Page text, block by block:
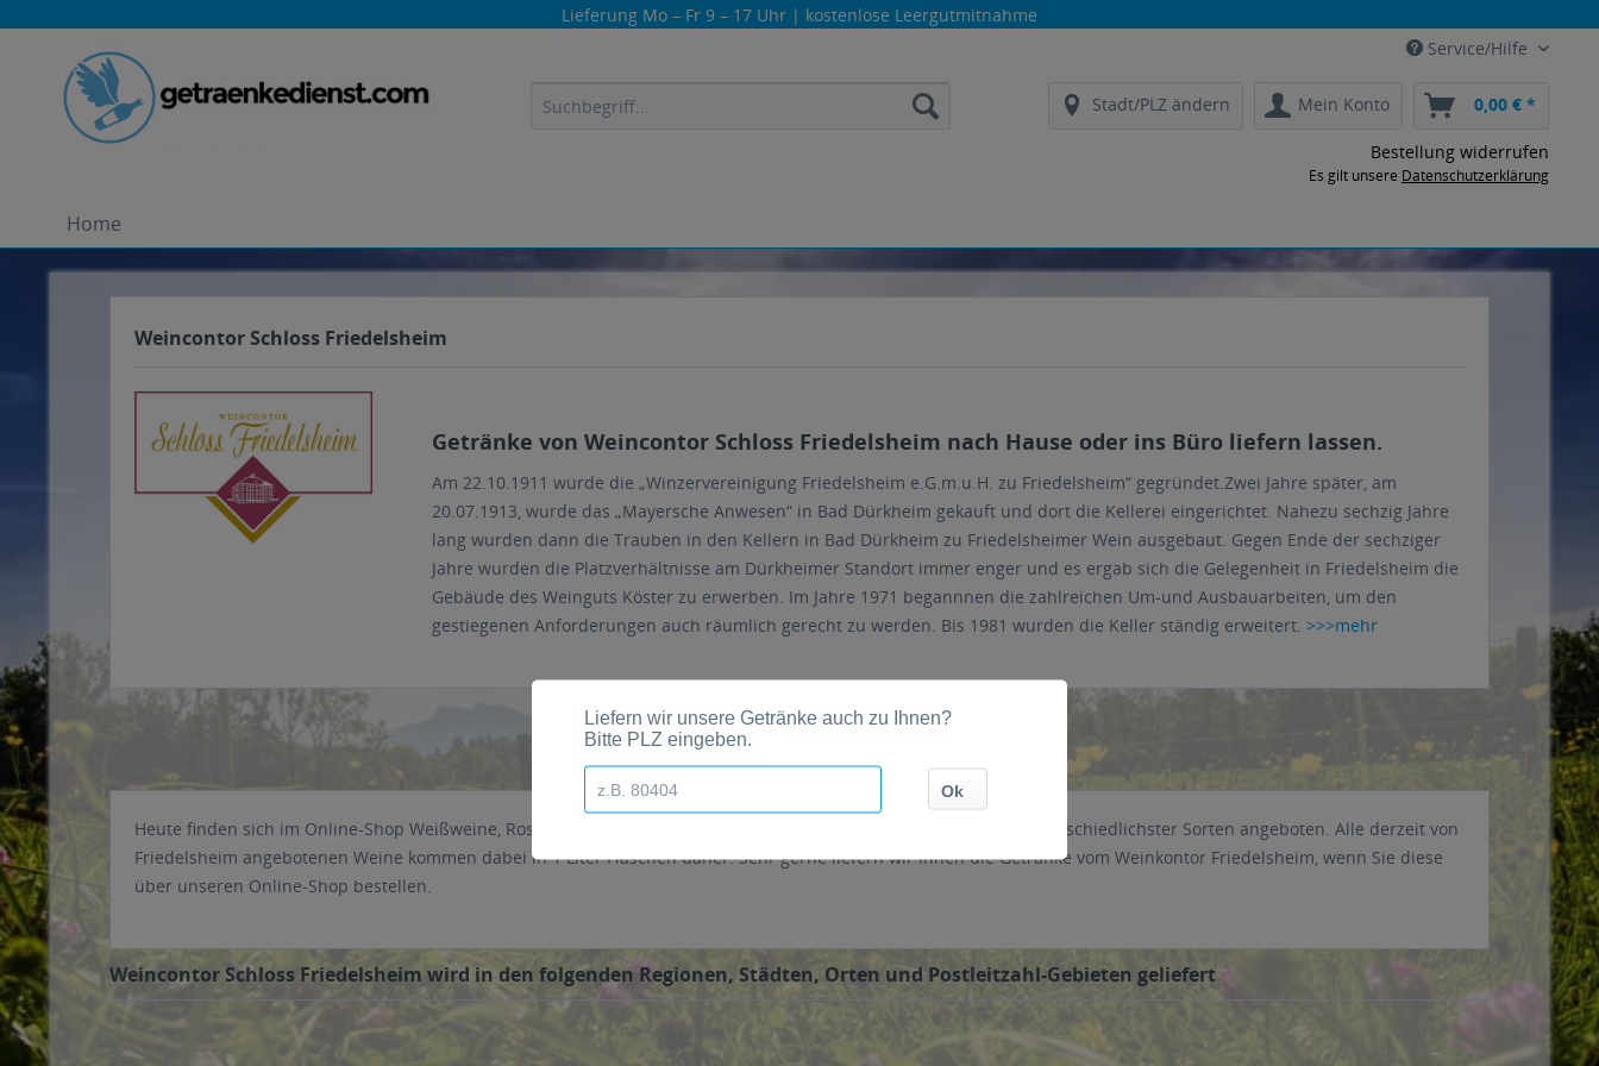
Lieferung Mo – Fr 9 – 17 Uhr | kostenlose Leergutmitnahme
Service/Hilfe
Stadt/PLZ ändern Mein Konto 0,00 € *
Bestellung widerrufen
Es gilt unsere Datenschutzerklärung
Home
Weincontor Schloss Friedelsheim
Getränke von Weincontor Schloss Friedelsheim nach Hause oder ins Büro liefern lassen.
Am 22.10.1911 wurde die „Winzervereinigung Friedelsheim e.G.m.u.H. zu Friedelsheim“ gegründet.Zwei Jahre später, am
20.07.1913, wurde das „Mayersche Anwesen“ in Bad Dürkheim gekauft und dort die Kellerei eingerichtet. Nahezu sechzig Jahre
lang wurden dann die Trauben in den Kellern in Bad Dürkheim zu Friedelsheimer Wein ausgebaut. Gegen Ende der sechziger
Jahre wurden die Platzverhältnisse am Dürkheimer Standort immer enger und es ergab sich die Gelegenheit in Friedelsheim die
Gebäude des Weinguts Köster zu erwerben. Im Jahre 1971 begannnen die zahlreichen Um-und Ausbauarbeiten, um den
gestiegenen Anforderungen auch räumlich gerecht zu werden. Bis 1981 wurden die Keller ständig erweitert. >>>mehr
Heute finden sich im Online-Shop Weißweine, Roseweine sowie Rotweine, zudem werden auch Sekt und Secco unterschiedlichster Sorten angeboten. Alle derzeit von
Friedelsheim angebotenen Weine kommen dabei in 1 Liter Flaschen daher. Sehr gerne liefern wir Ihnen die Getränke vom Weinkontor Friedelsheim, wenn Sie diese
über unseren Online-Shop bestellen.
Weincontor Schloss Friedelsheim wird in den folgenden Regionen, Städten, Orten und Postleitzahl-Gebieten geliefert